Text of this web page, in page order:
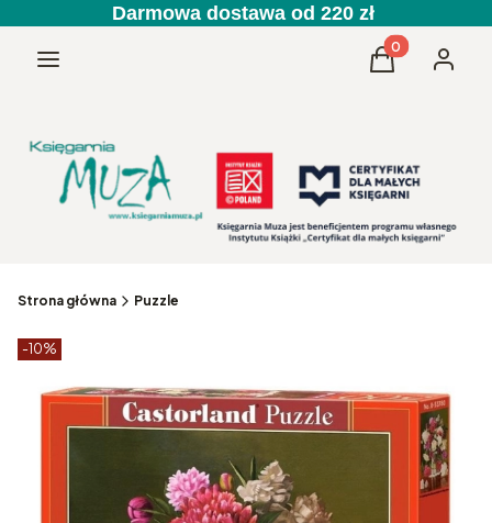
Darmowa dostawa od 220 zł
Menu Produkty w
Koszyk
Strona główna Puzzle
Etykiety produktu
-10%